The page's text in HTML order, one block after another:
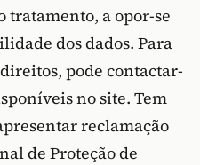
a opor-se
dos dados. Para
pode contactar-
no site. Tem
reclamação
de Proteção de